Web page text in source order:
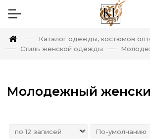
Каталог одежды, костюмов
Стиль женской одежды
Молодежный